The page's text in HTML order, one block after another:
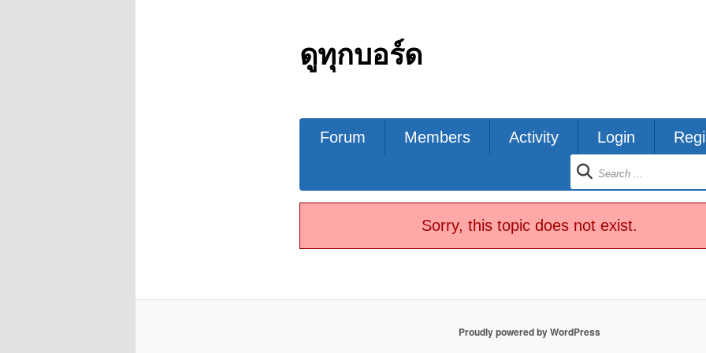
ดูทุกบอร์ด
Forum
Forum Members Activity Login
Sorry, this topic does not exist.
Proudly powered by WordPress